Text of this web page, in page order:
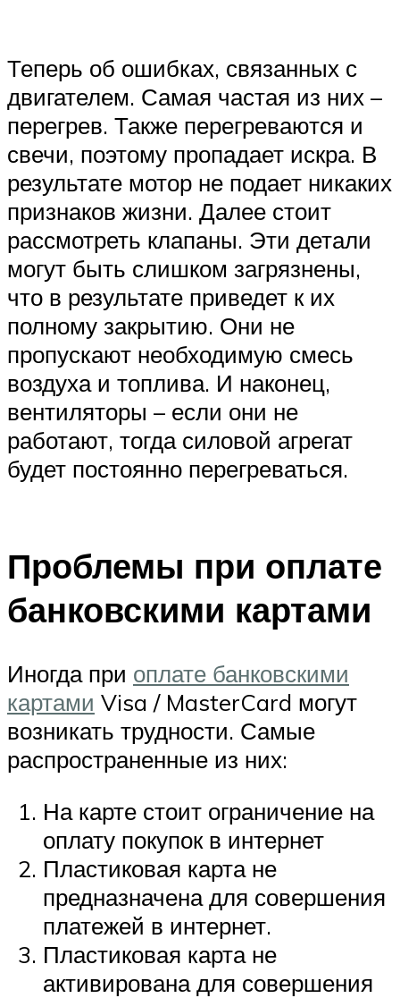
Теперь об ошибках, связанных с
двигателем. Самая частая из них –
перегрев. Также перегреваются и
свечи, поэтому пропадает искра. В
результате мотор не подает никаких
признаков жизни. Далее стоит
рассмотреть клапаны. Эти детали
могут быть слишком загрязнены,
что в результате приведет к их
полному закрытию. Они не
пропускают необходимую смесь
воздуха и топлива. И наконец,
вентиляторы – если они не
работают, тогда силовой агрегат
будет постоянно перегреваться.
Проблемы при оплате
банковскими картами
Иногда при оплате банковскими
картами Visa / MasterCard могут
возникать трудности. Самые
распространенные из них:
На карте стоит ограничение на
оплату покупок в интернет
Пластиковая карта не
предназначена для совершения
платежей в интернет.
Пластиковая карта не
активирована для совершения